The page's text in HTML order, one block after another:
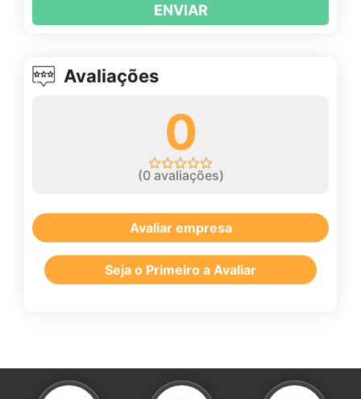
ENVIAR
Avaliações
0
(0avaliações)
Avaliar empresa
Seja o Primeiro a Avaliar